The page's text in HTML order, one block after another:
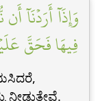
وَإِذَآ أَرَدۡنَآ
فِيهَا فَحَقَّ
ನೀಡುತ್ತೇವೆ.